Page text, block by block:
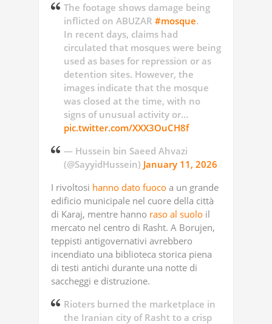
The footage shows damage being
inflicted on ABUZAR #mosque.
In recent days, claims had
circulated that mosques were being
used as bases for repression or as
detention sites. However, the
images indicate that the mosque
was closed at the time, with no
signs of unusual activity or…
pic.twitter.com/XXX3OuCH8f
— Hussein bin Saeed Ahvazi
(@SayyidHussein) January 11, 2026
I rivoltosi hanno dato fuoco a un grande
edificio municipale nel cuore della città
di Karaj, mentre hanno raso al suolo il
mercato nel centro di Rasht. A Borujen,
teppisti antigovernativi avrebbero
incendiato una biblioteca storica piena
di testi antichi durante una notte di
saccheggi e distruzione.
Rioters burned the marketplace in
the Iranian city of Rasht to a crisp